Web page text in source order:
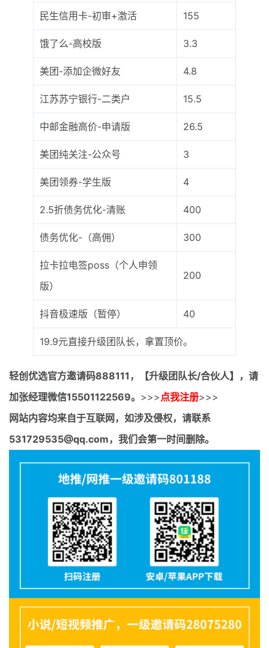
民生信用卡-初审+激活 155
饿了么-高校版 3.3
美团-添加企微好友 4.8
江苏苏宁银行-二类户 15.5
中邮金融高价-申请版 26.5
美团纯关注-公众号 3
美团领券-学生版 4
2.5折债务优化-清账 400
债务优化-（高佣） 300
拉卡拉电签poss（个人申领
版）
200
抖音极速版（暂停） 40
19.9元直接升级团队长，拿置顶价。
轻创优选官方邀请码888111，【升级团队长/合伙人】，请
加张经理微信15501122569。 >>> 点我注册>>>
网站内容均来自于互联网，如涉及侵权，请联系
531729535@qq.com，我们会第一时间删除。